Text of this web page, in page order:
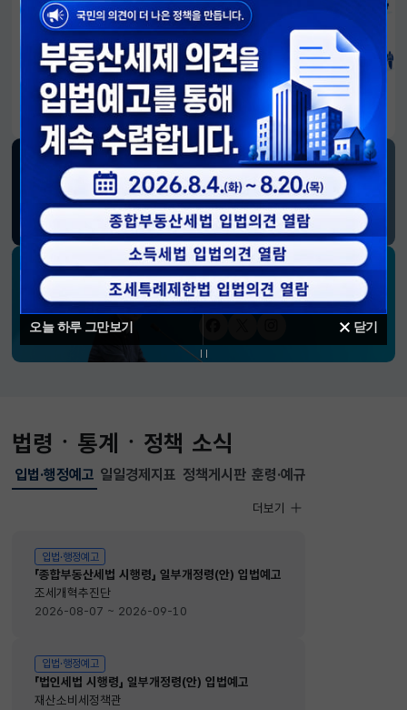
오늘 하루 그만보기 닫기
알림판
국민이 만든 대전환의 길-회복과 도약, 모두의 1년
재정경제부 SNS 소식
블로그페이스북트위터(X)유튜브인스타그램
소통하는 경제 리더 구윤철 장관의
SNS 채널
법령ㆍ통계ㆍ정책 소식
입법·행정예고
선택됨
입법·행정예고
입법·행정예고
「종합부동산세법 시행령」 일부개정령(안) 입법예고
조세개혁추진단
2026-08-07 ~ 2026-09-10
입법·행정예고
「법인세법 시행령」 일부개정령(안) 입법예고
재산소비세정책관
입법·행정예고
더보기
일일경제지표 정책게시판 훈령·예규